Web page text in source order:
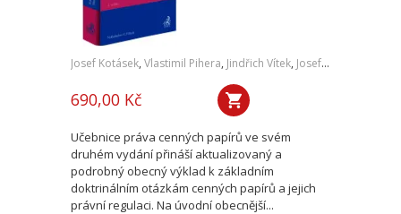
Josef Kotásek, Vlastimil Pihera, Jindřich Vítek, Josef Kříž
690,00 Kč
Učebnice práva cenných papírů ve svém
druhém vydání přináší aktualizovaný a
podrobný obecný výklad k základním
doktrinálním otázkám cenných papírů a jejich
právní regulaci. Na úvodní obecnější...